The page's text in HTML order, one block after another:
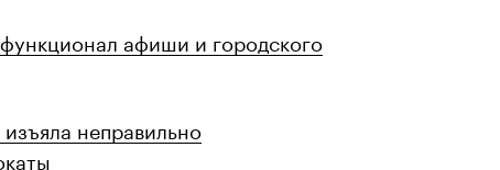
афиши и городского
неправильно